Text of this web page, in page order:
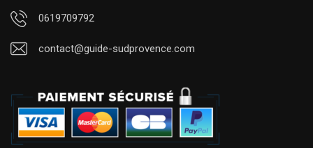
0619709792
contact@guide-sudprovence.com